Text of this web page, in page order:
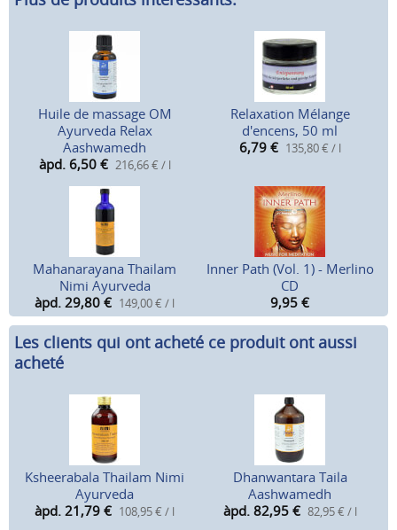
Huile de massage OM
Ayurveda Relax
Aashwamedh
àpd. 6,50 € 216,66 € / l
Relaxation Mélange
d'encens, 50 ml
6,79 € 135,80 € / l
Mahanarayana Thailam
Nimi Ayurveda
àpd. 29,80 € 149,00 € / l
Inner Path (Vol. 1) - Merlino
CD
9,95 €
Les clients qui ont acheté ce produit ont aussi
acheté
Ksheerabala Thailam Nimi
Ayurveda
àpd. 21,79 € 108,95 € / l
Dhanwantara Taila
Aashwamedh
àpd. 82,95 € 82,95 € / l